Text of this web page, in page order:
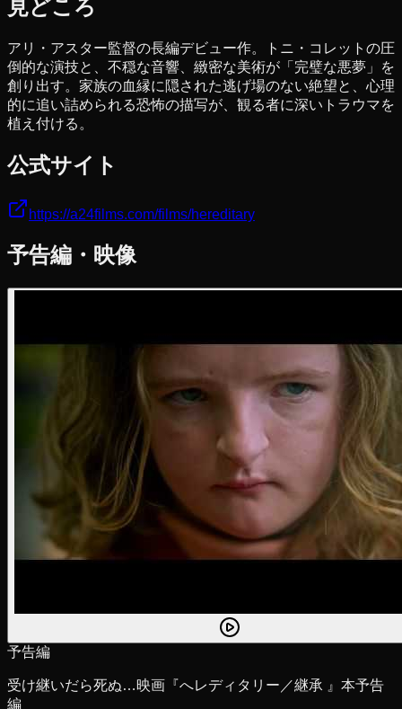
見どころ
アリ・アスター監督の長編デビュー作。トニ・コレットの圧
倒的な演技と、不穏な音響、緻密な美術が「完璧な悪夢」を
創り出す。家族の血縁に隠された逃げ場のない絶望と、心理
的に追い詰められる恐怖の描写が、観る者に深いトラウマを
植え付ける。
公式サイト
https://a24films.com/films/hereditary
予告編・映像
予告編
受け継いだら死ぬ…映画『へレディタリー／継承 』本予告
編